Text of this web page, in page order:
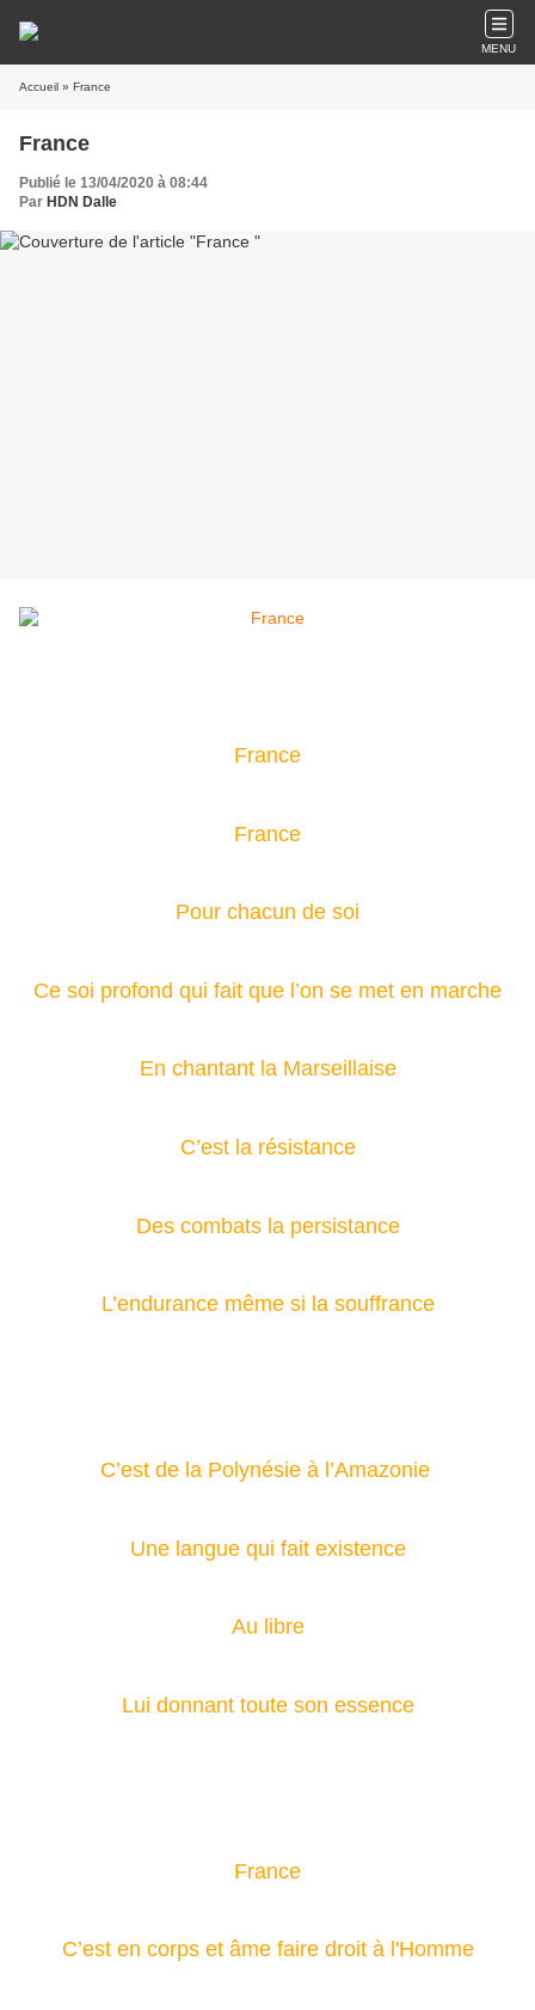
MENU
Accueil » France
France
Publié le 13/04/2020 à 08:44
Par HDN Dalle
France
France
Pour chacun de soi
Ce soi profond qui fait que l’on se met en marche
En chantant la Marseillaise
C’est la résistance
Des combats la persistance
L’endurance même si la souffrance
C’est de la Polynésie à l’Amazonie
Une langue qui fait existence
Au libre
Lui donnant toute son essence
France
C’est en corps et âme faire droit à l'Homme